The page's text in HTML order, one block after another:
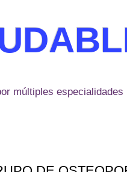
múltiples